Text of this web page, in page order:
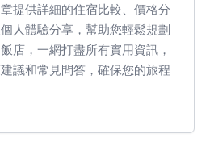
提供詳細的住宿比較、價格分
人體驗分享，幫助您輕鬆規劃
店，一網打盡所有實用資訊，
議和常見問答，確保您的旅程